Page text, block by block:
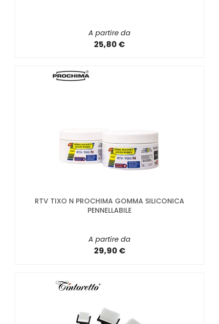
A partire da
25,80 €
RTV TIXO N PROCHIMA GOMMA SILICONICA
PENNELLABILE
A partire da
29,90 €